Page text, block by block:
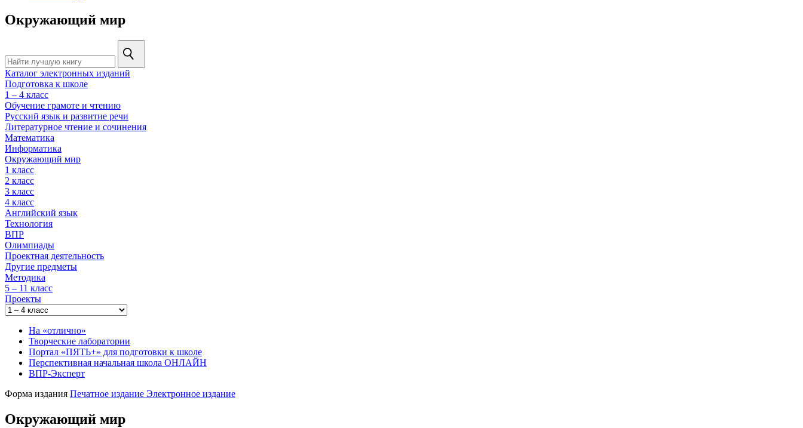
Окружающий мир
Каталог электронных изданий
Подготовка к школе
1 – 4 класс
Обучение грамоте и чтению
Русский язык и развитие речи
Литературное чтение и сочинения
Математика
Информатика
Окружающий мир
1 класс
2 класс
3 класс
4 класс
Английский язык
Технология
ВПР
Олимпиады
Проектная деятельность
Другие предметы
Методика
5 – 11 класс
Проекты
На «отлично»
Творческие лаборатории
Портал «ПЯТЬ+» для подготовки к школе
Перспективная начальная школа ОНЛАЙН
ВПР-Эксперт
Форма издания Печатное издание Электронное издание
Окружающий мир